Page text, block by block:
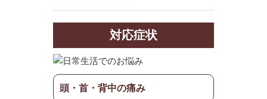
対応症状
頭・首・背中の痛み